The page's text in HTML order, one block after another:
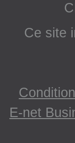
Ce site
E-net